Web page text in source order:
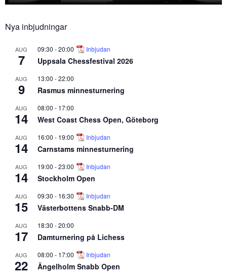
Nya inbjudningar
AUG
7
09:30 -20:00 Inbjudan
Uppsala Chessfestival 2026
AUG
9
13:00 -22:00
Rasmus minnesturnering
AUG
14
08:00 - 17:00
West Coast Chess Open, Göteborg
AUG
14
16:00 - 19:00 Inbjudan
Carnstams minnesturnering
AUG
14
19:00 -23:00 Inbjudan
Stockholm Open
AUG
15
09:30 - 16:30 Inbjudan
Västerbottens Snabb-DM
AUG
17
18:30 -20:00
Damturnering på Lichess
AUG
22
08:00 - 17:00 Inbjudan
Ängelholm Snabb Open